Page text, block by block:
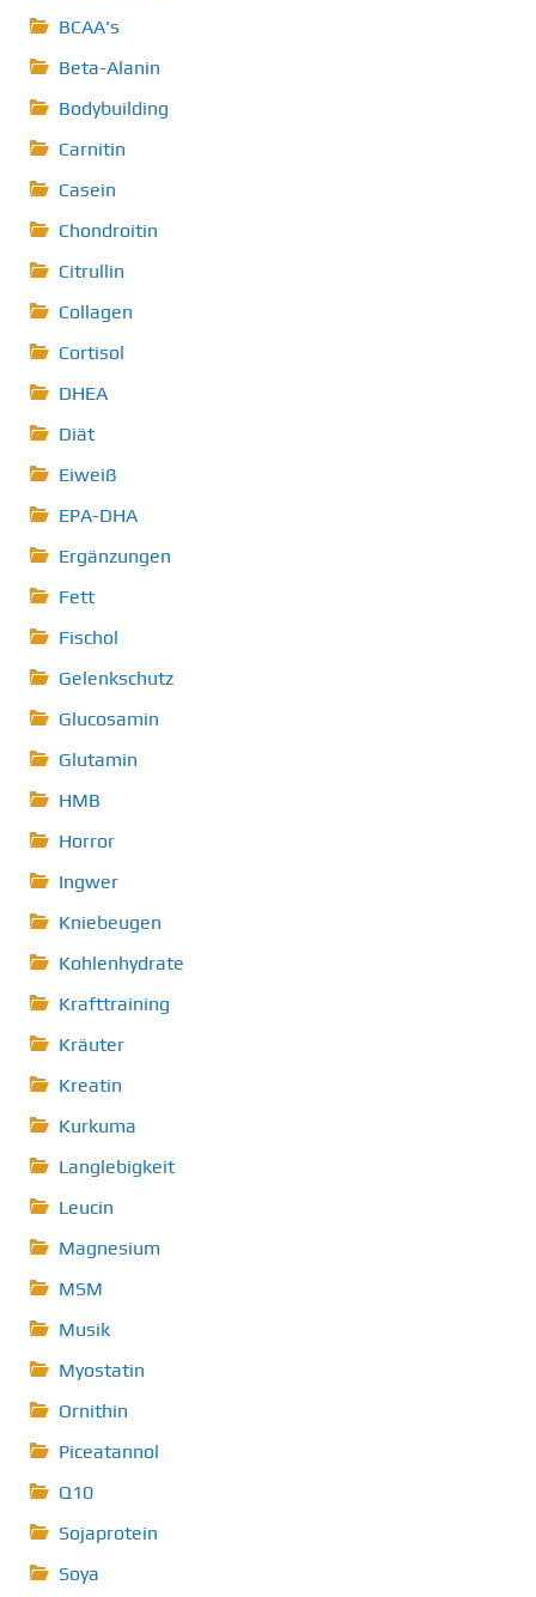
BCAA's
Beta-Alanin
Bodybuilding
Carnitin
Casein
Chondroitin
Citrullin
Collagen
Cortisol
DHEA
Diät
Eiweiß
EPA-DHA
Ergänzungen
Fett
Fischol
Gelenkschutz
Glucosamin
Glutamin
HMB
Horror
Ingwer
Kniebeugen
Kohlenhydrate
Krafttraining
Kräuter
Kreatin
Kurkuma
Langlebigkeit
Leucin
Magnesium
MSM
Musik
Myostatin
Ornithin
Piceatannol
Q10
Sojaprotein
Soya